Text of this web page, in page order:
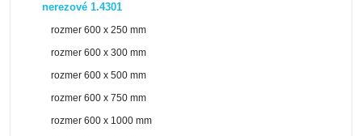
nerezové 1.4301
rozmer 600 x 250 mm
rozmer 600 x 300 mm
rozmer 600 x 500 mm
rozmer 600 x 750 mm
rozmer 600 x 1000 mm